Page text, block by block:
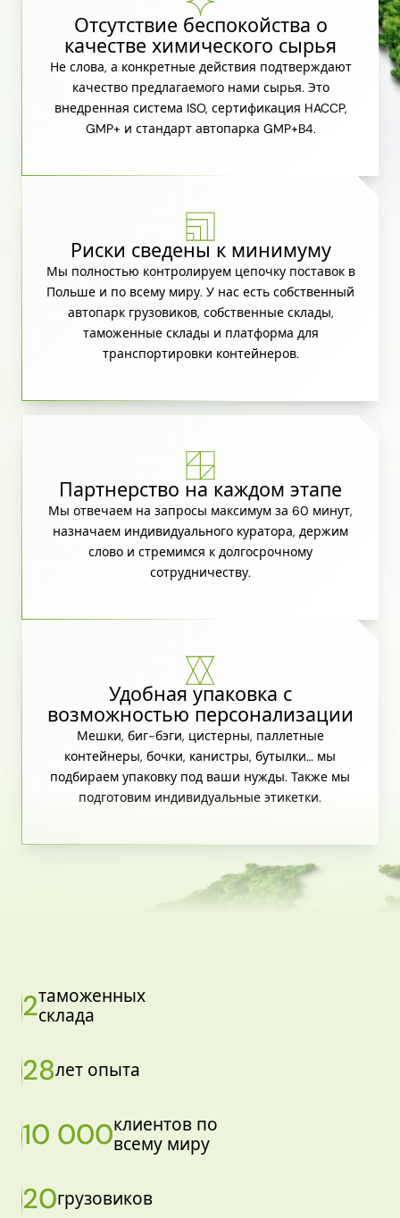
Отсутствие беспокойства о
качестве химического сырья
Не слова, а конкретные действия подтверждают
качество предлагаемого нами сырья. Это
внедренная система ISO, сертификация HACCP,
GMP+ и стандарт автопарка GMP+B4.
Риски сведены к минимуму
Мы полностью контролируем цепочку поставок в
Польше и по всему миру. У нас есть собственный
автопарк грузовиков, собственные склады,
таможенные склады и платформа для
транспортировки контейнеров.
Партнерство на каждом этапе
Мы отвечаем на запросы максимум за 60 минут,
назначаем индивидуального куратора, держим
слово и стремимся к долгосрочному
сотрудничеству.
Удобная упаковка с
возможностью персонализации
Мешки, биг-бэги, цистерны, паллетные
контейнеры, бочки, канистры, бутылки… мы
подбираем упаковку под ваши нужды. Также мы
подготовим индивидуальные этикетки.
2таможенных
склада
28лет опыта
10 000клиентов по
всему миру
20грузовиков